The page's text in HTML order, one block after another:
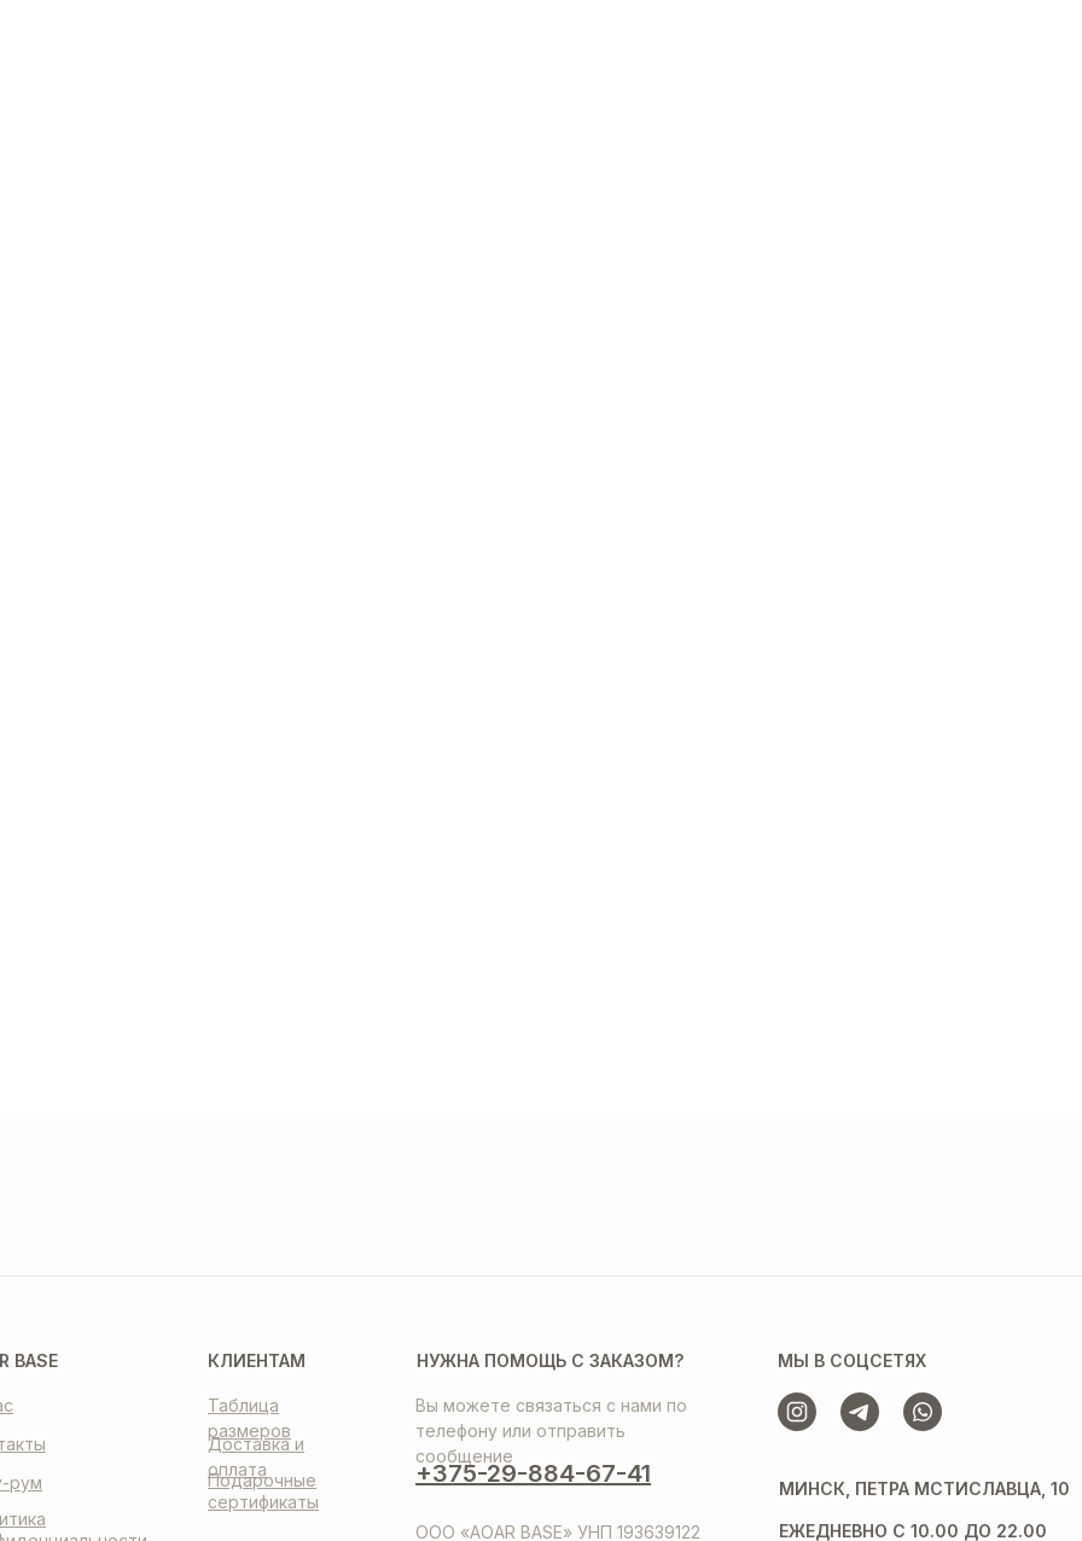
КЛИЕНТАМ
Таблица
размеров
Доставка и
оплата
Подарочные
сертификаты
НУЖНА ПОМОЩЬ С ЗАКАЗОМ?
Вы можете связаться с нами по
телефону или отправить
сообщение
+375-29-884-67-41
ООО «AOAR BASE» УНП 193639122
МЫ В СОЦСЕТЯХ
МИНСК, ПЕТРА МСТИСЛАВЦА, 10
ЕЖЕДНЕВНО С 10.00 ДО 22.00
BASE
рум